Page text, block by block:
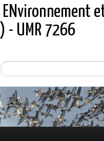
- UMR 7266